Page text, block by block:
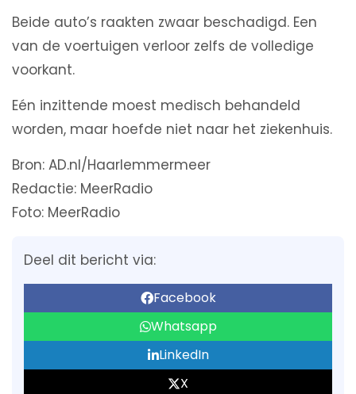
Beide auto’s raakten zwaar beschadigd. Een
van de voertuigen verloor zelfs de volledige
voorkant.
Eén inzittende moest medisch behandeld
worden, maar hoefde niet naar het ziekenhuis.
Bron: AD.nl/Haarlemmermeer
Redactie: MeerRadio
Foto: MeerRadio
Deel dit bericht via:
Facebook
Whatsapp
LinkedIn
X